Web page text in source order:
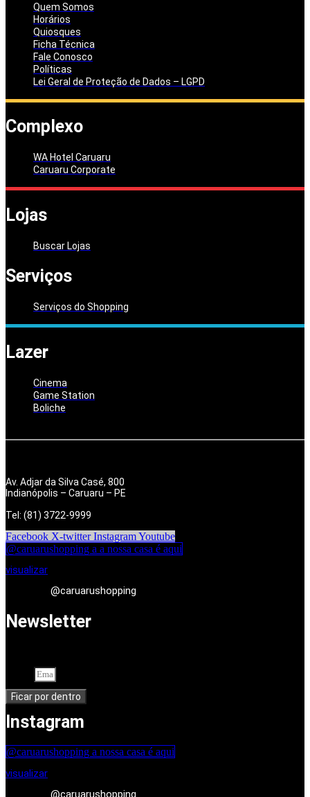
Quem Somos
Horários
Quiosques
Ficha Técnica
Fale Conosco
Políticas
Lei Geral de Proteção de Dados – LGPD
Complexo
WA Hotel Caruaru
Caruaru Corporate
Lojas
Buscar Lojas
Serviços
Serviços do Shopping
Lazer
Cinema
Game Station
Boliche
Av. Adjar da Silva Casé, 800
Indianópolis – Caruaru – PE
Tel: (81) 3722-9999
Facebook X-twitter InstagramYoutube
@caruarushopping a a nossa casa é aqui
visualizar
@caruarushopping
Newsletter
Ficar por dentro
Instagram
@caruarushopping a nossa casa é aqui
visualizar
@caruarushopping